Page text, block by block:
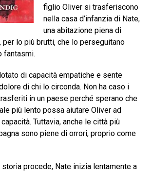
figlio Oliver si trasferiscono
nella casa d’infanzia di Nate,
una abitazione piena di
per lo più brutti, che lo perseguitano
fantasmi.
di capacità empatiche e sente
di chi lo circonda. Non ha caso i
in un paese perché sperano che
più lento possa aiutare Oliver ad
Tuttavia, anche le città più
sono piene di orrori, proprio come
storia procede, Nate inizia lentamente a